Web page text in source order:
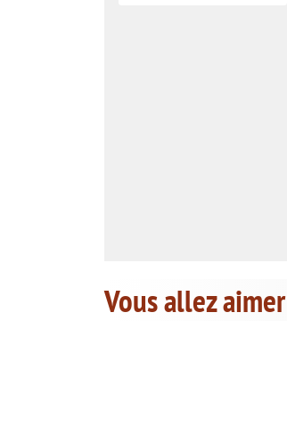
Vous allez aimer